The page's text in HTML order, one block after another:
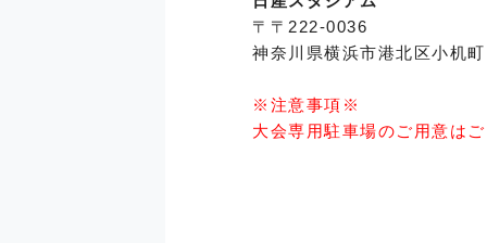
〒〒222-0036
神奈川県横浜市港北区小机
※注意事項※
大会専用駐車場のご用意は